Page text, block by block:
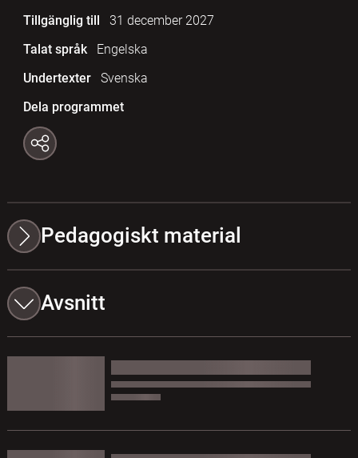
Tillgänglig till
31 december 2027
Talat språk
Engelska
Undertexter
Svenska
Dela programmet
Pedagogiskt material
Avsnitt